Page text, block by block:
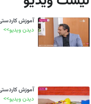
آموزش
دیدن ویدیو>>
آموزش
دیدن ویدیو>>